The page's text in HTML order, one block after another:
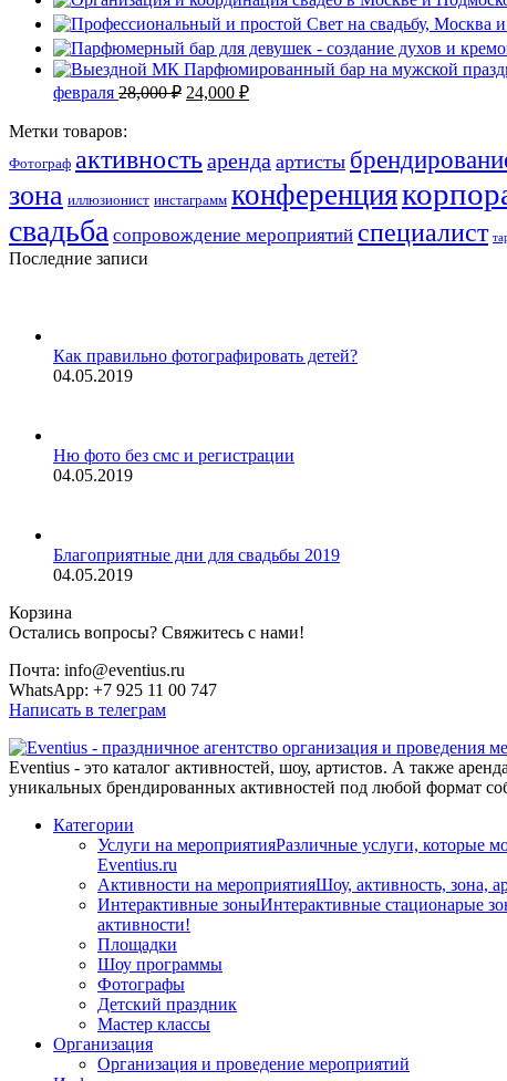
февраля 28,000₽ 24,000 ₽
Метки товаров:
Фотограф активностьаренда артисты
зона иллюзионист инстаграмм конференция
свадьба сопровождение мероприятий специалист
Последние записи
Как правильно фотографировать детей?
04.05.2019
Ню фото без смс и регистрации
04.05.2019
Благоприятные дни для свадьбы 2019
04.05.2019
Корзина
Остались вопросы? Свяжитесь с нами!
Почта: info@eventius.ru
WhatsApp: +7 925 11 00 747
Написать в телеграм
Eventius - это каталог активностей, шоу, артистов. А также
уникальных брендированных активностей под любой формат
Категории
Услуги на мероприятияРазличные услуги, которые
Eventius.ru
Активности на мероприятияШоу, активность, зона,
Интерактивные зоныИнтерактивные стационарые
активности!
Площадки
Шоу программы
Фотографы
Детский праздник
Мастер классы
Организация
Организация и проведение мероприятий